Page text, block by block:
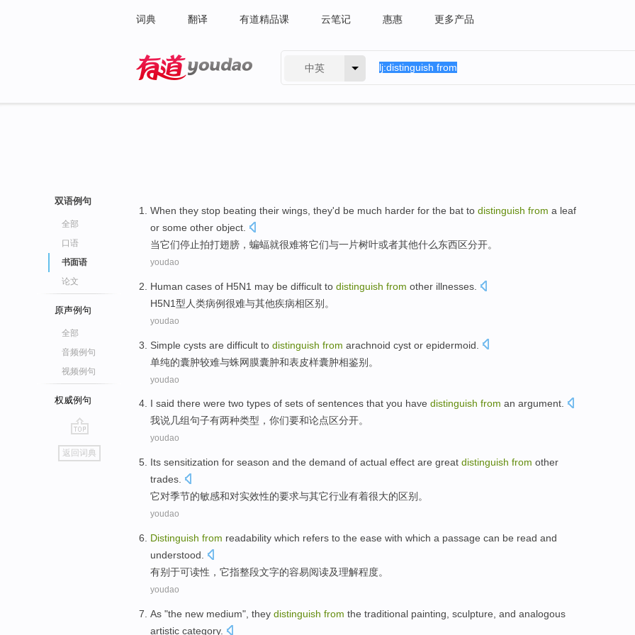
词典 翻译 有道精品课 云笔记 惠惠 更多产品
中英
双语例句
全部
口语
书面语
论文
原声例句
全部
音频例句
视频例句
权威例句
go
top
返回词典
When they stop beating their wings , they'd be much harder for the bat to distinguish from a leaf
or some other object.
当它们停止拍打翅膀 ， 蝙蝠就很难将它们与一片树叶或者其他什么东西区分开。
youdao
Human cases of H5N1 may be difficult to distinguish from other illnesses
H5N1型 人类病例很难与其他疾病相区别 。
youdao
Simple cysts are difficult to distinguish from arachnoid cyst or epidermoid
单纯的囊肿较难与蛛网膜囊肿和表皮样囊肿相鉴别。
youdao
I said there were two types of sets of sentences that you have distinguish from an argument.
我说几组句子有两种类型 ， 你们要和论点区分开。
youdao
Its sensitization for season and the demand of actual effect are great distinguish from other
trades
它对季节的敏感和对实效性的要求与其它行业有着很大的区别 。
youdao
Distinguish from readability which refers to the ease with which a passage can be read and
understood
有别于可读性 ， 它指整段文字的容易阅读及理解程度。
youdao
As "the new medium", they distinguish from the traditional painting sculpture and analogous
artistic category.